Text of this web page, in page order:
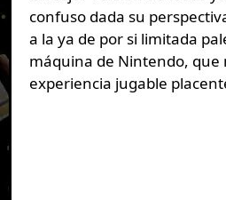
confuso dada su
a la ya de por si limitada
máquina de Nintendo, que
experiencia jugable